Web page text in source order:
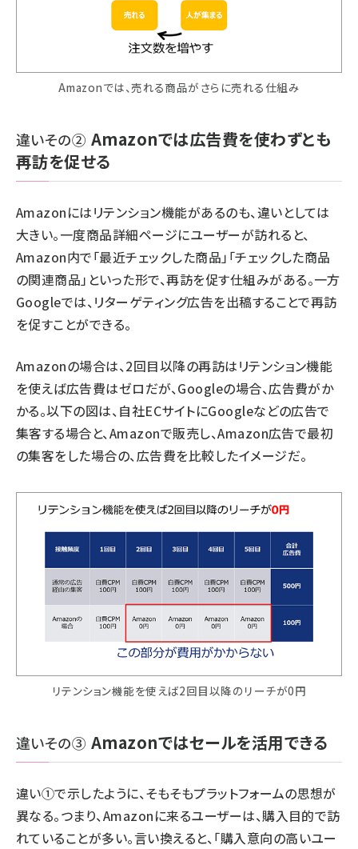
Amazonでは、売れる商品がさらに売れる仕組み
違いその② Amazonでは広告費を使わずとも
再訪を促せる
Amazonにはリテンション機能があるのも、違いとしては
大きい。一度商品詳細ページにユーザーが訪れると、
Amazon内で「最近チェックした商品」「チェックした商品
の関連商品」といった形で、再訪を促す仕組みがある。一方
Googleでは、リターゲティング広告を出稿することで再訪
を促すことができる。
Amazonの場合は、2回目以降の再訪はリテンション機能
を使えば広告費はゼロだが、Googleの場合、広告費がか
かる。以下の図は、自社ECサイトにGoogleなどの広告で
集客する場合と、Amazonで販売し、Amazon広告で最初
の集客をした場合の、広告費を比較したイメージだ。
リテンション機能を使えば2回目以降のリーチが0円
違いその③ Amazonではセールを活用できる
違い①で示したように、そもそもプラットフォームの思想が
異なる。つまり、Amazonに来るユーザーは、購入目的で訪
れていることが多い。言い換えると、「購入意向の高いユー